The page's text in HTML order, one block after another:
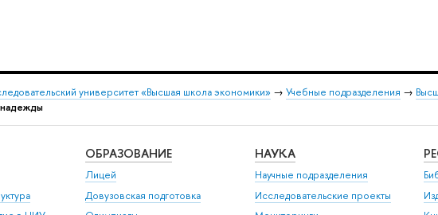
университет «Высшая школа экономики» → Учебные подразделения →
ОБРАЗОВАНИЕ
Лицей
Довузовская подготовка
НАУКА
Научные подразделения
Исследовательские проекты